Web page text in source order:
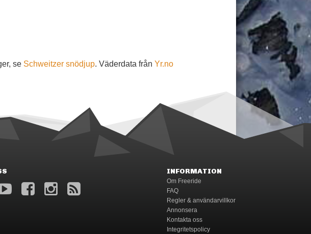
se Schweitzer snödjup. Väderdata från Yr.no
INFORMATION
Om Freeride
FAQ
Regler & användarvillkor
Annonsera
Kontakta oss
Integritetspolicy